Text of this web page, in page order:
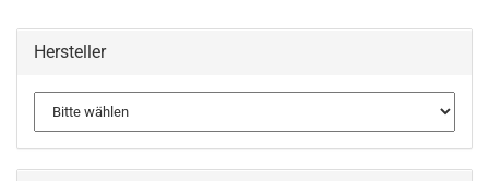
Hersteller